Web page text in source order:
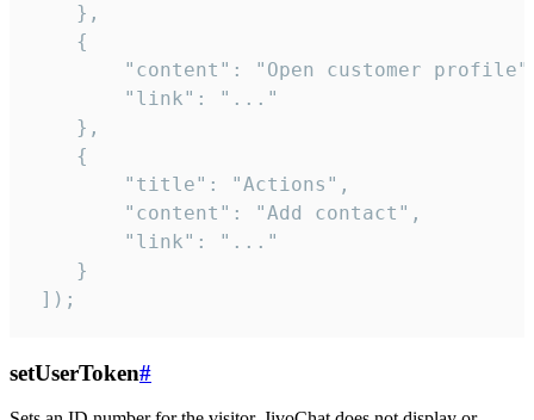
    },
    {
"content": "Open customer
        "link": "..."
    },
    {
        "title": "Actions",
        "content": "Add contact",
        "link": "..."
    }
]);
setUserToken#